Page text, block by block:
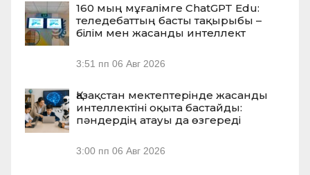
160 мың мұғалімге ChatGPT Edu:
теледебаттың басты тақырыбы –
білім мен жасанды интеллект
3:51 пп 06 Авг 2026
Қазақстан мектептерінде жасанды
интеллектіні оқыта бастайды:
пәндердің атауы да өзгереді
3:00 пп 06 Авг 2026